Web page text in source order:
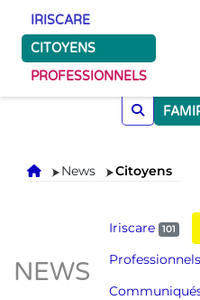
IRISCARE
CITOYENS
PROFESSIONNELS
Accueil
News Citoyens
NEWS
Iriscare 101
Professionnels